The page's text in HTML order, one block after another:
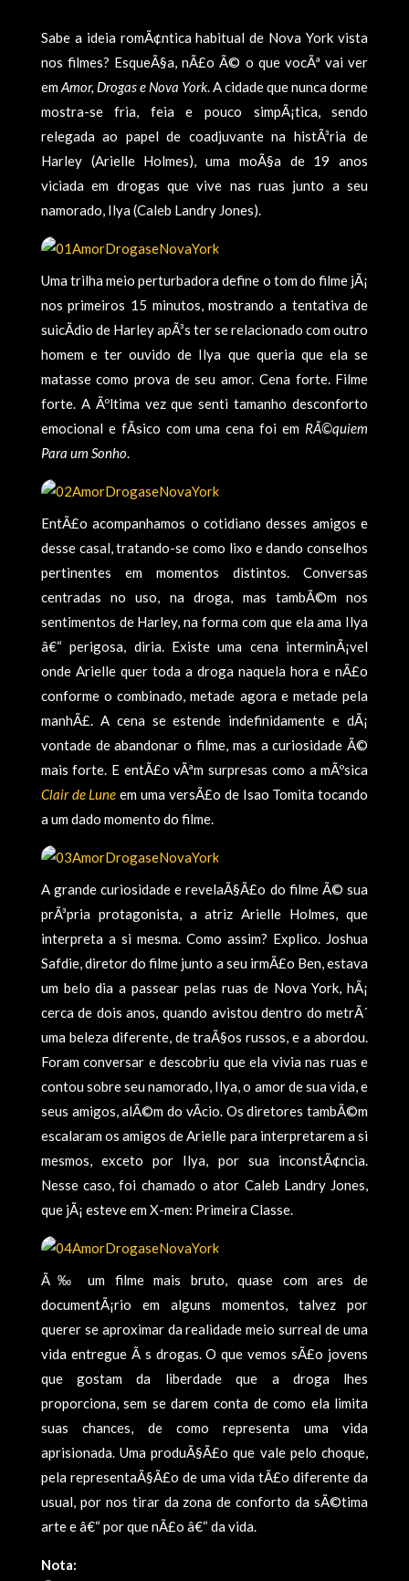
Sabe a ideia romÃ¢ntica habitual de Nova York vista
nos filmes? EsqueÃ§a, nÃ£o Ã© o que vocÃª vai ver
emAmor, Drogas e Nova York. A cidade que nunca dorme
mostra-se fria, feia e pouco simpÃ¡tica, sendo
relegada ao papel de coadjuvante na histÃ³ria de
Harley (Arielle Holmes), uma moÃ§a de 19 anos
viciada em drogas que vive nas ruas junto a seu
namorado, Ilya (Caleb Landry Jones).
Uma trilha meio perturbadora define o tom do filme jÃ¡
nos primeiros 15 minutos, mostrando a tentativa de
suicÃ­dio de Harley apÃ³s ter se relacionado com outro
homem e ter ouvido de Ilya que queria que ela se
matasse como prova de seu amor. Cena forte. Filme
forte. A Ãºltima vez que senti tamanho desconforto
emocional e fÃ­sico com uma cena foi em RÃ©quiem
Para um Sonho.
EntÃ£o acompanhamos o cotidiano desses amigos e
desse casal, tratando-se como lixo e dando conselhos
pertinentes em momentos distintos. Conversas
centradas no uso, na droga, mas tambÃ©m nos
sentimentos de Harley, na forma com que ela ama Ilya
â€“ perigosa, diria. Existe uma cena interminÃ¡vel
onde Arielle quer toda a droga naquela hora e nÃ£o
conforme o combinado, metade agora e metade pela
manhÃ£. A cena se estende indefinidamente e dÃ¡
vontade de abandonar o filme, mas a curiosidade Ã©
mais forte. E entÃ£o vÃªm surpresas como a mÃºsica
Clair de Lune em uma versÃ£o de Isao Tomita tocando
a um dado momento do filme.
A grande curiosidade e revelaÃ§Ã£o do filme Ã© sua
prÃ³pria protagonista, a atriz Arielle Holmes, que
interpreta a si mesma. Como assim? Explico. Joshua
Safdie, diretor do filme junto a seu irmÃ£o Ben, estava
um belo dia a passear pelas ruas de Nova York, hÃ¡
cerca de dois anos, quando avistou dentro do metrÃ´
uma beleza diferente, de traÃ§os russos, e a abordou.
Foram conversar e descobriu que ela vivia nas ruas e
contou sobre seu namorado, Ilya, o amor de sua vida, e
seus amigos, alÃ©m do vÃ­cio. Os diretores tambÃ©m
escalaram os amigos de Arielle para interpretarem a si
mesmos, exceto por Ilya, por sua inconstÃ¢ncia.
Nesse caso, foi chamado o ator Caleb Landry Jones,
que jÃ¡ esteve em X-men: Primeira Classe.
Ã‰ um filme mais bruto, quase com ares de
documentÃ¡rio em alguns momentos, talvez por
querer se aproximar da realidade meio surreal de uma
vida entregue Ã s drogas. O que vemos sÃ£o jovens
que gostam da liberdade que a droga lhes
proporciona, sem se darem conta de como ela limita
suas chances, de como representa uma vida
aprisionada. Uma produÃ§Ã£o que vale pelo choque,
pela representaÃ§Ã£o de uma vida tÃ£o diferente da
usual, por nos tirar da zona de conforto da sÃ©tima
arte e â€“ por que nÃ£o â€“ da vida.
Nota: